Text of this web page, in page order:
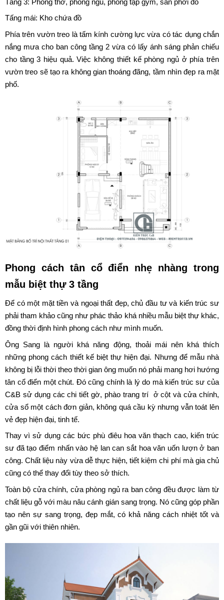
Mặt bằng các tầng được bố trí như sau:
Tầng 1: Gara để xe, 01 phòng khách, 01 phòng bếp, 01 phòng
ngủ, 01 WC.
Tầng 2: 01 phòng ngủ Master, 02 phòng ngủ phụ và sân chơi.
Tầng 3: Phòng thờ, phòng ngủ, phòng tập gym, sân phơi đồ
Tấng mái: Kho chứa đồ
Phía trên vườn treo là tấm kính cường lực vừa có tác dụng chắn
cho tầng 3 hiệu quả. Việc không thiết kế phòng ngủ ở phía trên
vườn treo sẽ tạo ra không gian thoáng đãng, tầm nhìn đẹp ra mặt
Phong cách tân cổ điển nhẹ nhàng trong
mẫu biệt thự 3 tầng
Để có một mặt tiền và ngoại thất đẹp, chủ đầu tư và kiến trúc sư
phải tham khảo cũng như phác thảo khá nhiều mẫu biệt thự khác,
đồng thời định hình phong cách như mình muốn.
Ông Sang là người khá năng động, thoải mái nên khá thích
những phong cách thiết kế biệt thự hiện đại. Nhưng để mẫu nhà
không bị lỗi thời theo thời gian ông muốn nó phải mang hơi hướng
tân cổ điển một chút. Đó cũng chính là lý do mà kiến trúc sư của
C&B sử dụng các chi tiết gờ, phào trang trí ở cột và cửa chính,
cửa sổ một cách đơn giản, không quá cầu kỳ nhưng vẫn toát lên
vẻ đẹp hiện đại, tinh tế.
Thay vì sử dụng các bức phù điêu hoa văn thạch cao, kiến trúc
sư đã tạo điểm nhấn vào hệ lan can sắt hoa văn uốn lượn ở ban
công. Chất liệu này vừa dễ thực hiện, tiết kiệm chi phí mà gia chủ
Toàn bộ cửa chính, cửa phòng ngủ ra ban công đều được làm từ
chất liệu gỗ với màu nâu cánh gián sang trọng. Nó cũng góp phần
tạo nên sự sang trọng, đẹp mắt, có khả năng cách nhiệt tốt và
gần gũi với thiên nhiên.